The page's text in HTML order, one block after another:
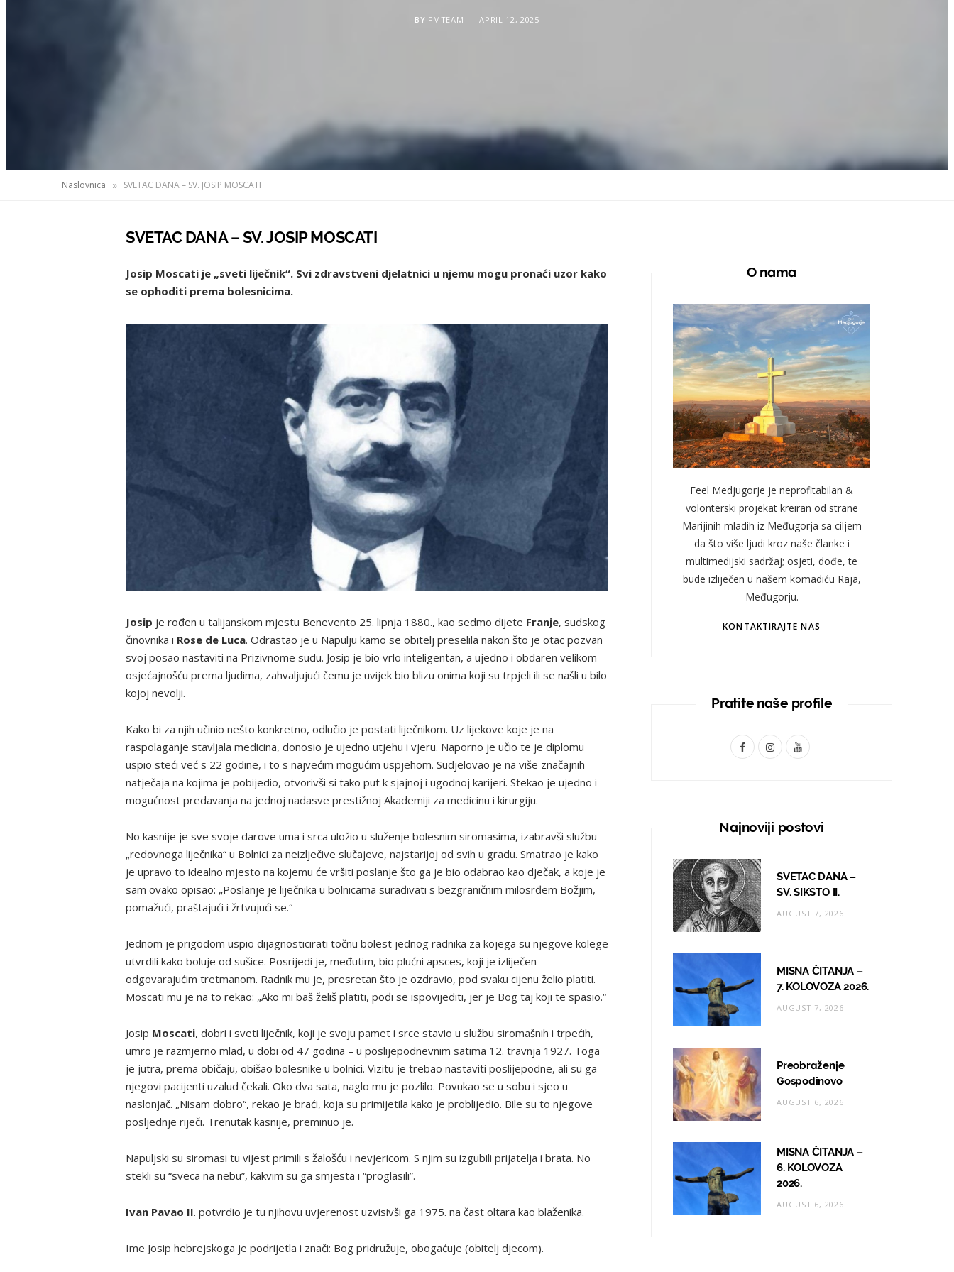
BY FMTEAM APRIL 12, 2025
Naslovnica » SVETAC DANA – SV. JOSIP MOSCATI
SVETAC DANA – SV. JOSIP MOSCATI
Josip Moscati je „sveti liječnik“. Svi zdravstveni djelatnici u njemu mogu pronaći uzor kako
se ophoditi prema bolesnicima.
Josip je rođen u talijanskom mjestu Benevento 25. lipnja 1880., kao sedmo dijete Franje, sudskog
činovnika i Rose de Luca. Odrastao je u Napulju kamo se obitelj preselila nakon što je otac pozvan
svoj posao nastaviti na Prizivnome sudu. Josip je bio vrlo inteligentan, a ujedno i obdaren velikom
osjećajnošću prema ljudima, zahvaljujući čemu je uvijek bio blizu onima koji su trpjeli ili se našli u bilo
kojoj nevolji.
Kako bi za njih učinio nešto konkretno, odlučio je postati liječnikom. Uz lijekove koje je na
raspolaganje stavljala medicina, donosio je ujedno utjehu i vjeru. Naporno je učio te je diplomu
uspio steći već s 22 godine, i to s najvećim mogućim uspjehom. Sudjelovao je na više značajnih
natječaja na kojima je pobijedio, otvorivši si tako put k sjajnoj i ugodnoj karijeri. Stekao je ujedno i
mogućnost predavanja na jednoj nadasve prestižnoj Akademiji za medicinu i kirurgiju.
No kasnije je sve svoje darove uma i srca uložio u služenje bolesnim siromasima, izabravši službu
„redovnoga liječnika“ u Bolnici za neizlječive slučajeve, najstarijoj od svih u gradu. Smatrao je kako
je upravo to idealno mjesto na kojemu će vršiti poslanje što ga je bio odabrao kao dječak, a koje je
sam ovako opisao: „Poslanje je liječnika u bolnicama surađivati s bezgraničnim milosrđem Božjim,
pomažući, praštajući i žrtvujući se.“
Jednom je prigodom uspio dijagnosticirati točnu bolest jednog radnika za kojega su njegove kolege
utvrdili kako boluje od sušice. Posrijedi je, međutim, bio plućni apsces, koji je izliječen
odgovarajućim tretmanom. Radnik mu je, presretan što je ozdravio, pod svaku cijenu želio platiti.
Moscati mu je na to rekao: „Ako mi baš želiš platiti, pođi se ispovijediti, jer je Bog taj koji te spasio.“
Josip Moscati, dobri i sveti liječnik, koji je svoju pamet i srce stavio u službu siromašnih i trpećih,
umro je razmjerno mlad, u dobi od 47 godina – u poslijepodnevnim satima 12. travnja 1927. Toga
je jutra, prema običaju, obišao bolesnike u bolnici. Vizitu je trebao nastaviti poslijepodne, ali su ga
njegovi pacijenti uzalud čekali. Oko dva sata, naglo mu je pozlilo. Povukao se u sobu i sjeo u
naslonjač. „Nisam dobro“, rekao je braći, koja su primijetila kako je problijedio. Bile su to njegove
posljednje riječi. Trenutak kasnije, preminuo je.
Napuljski su siromasi tu vijest primili s žalošću i nevjericom. S njim su izgubili prijatelja i brata. No
stekli su “sveca na nebu”, kakvim su ga smjesta i “proglasili”.
Ivan Pavao II. potvrdio je tu njihovu uvjerenost uzvisivši ga 1975. na čast oltara kao blaženika.
Ime Josip hebrejskoga je podrijetla i znači: Bog pridružuje, obogaćuje (obitelj djecom).
O nama
Feel Medjugorje je neprofitabilan &
volonterski projekat kreiran od strane
Marijinih mladih iz Međugorja sa ciljem
da što više ljudi kroz naše članke i
multimedijski sadržaj; osjeti, dođe, te
bude izliječen u našem komadiću Raja,
Međugorju.
KONTAKTIRAJTE NAS
Pratite naše profile
F
o
o
k
I
t
r
a
Y
T
e
Najnoviji postovi
SVETAC DANA –
SV. SIKSTO II.
AUGUST 7, 2026
MISNA ČITANJA –
7. KOLOVOZA 2026.
AUGUST 7, 2026
Preobraženje
Gospodinovo
AUGUST 6, 2026
MISNA ČITANJA –
6. KOLOVOZA
2026.
AUGUST 6, 2026